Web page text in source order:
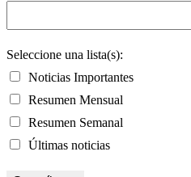
Seleccione una lista(s):
Noticias Importantes
Resumen Mensual
Resumen Semanal
Últimas noticias